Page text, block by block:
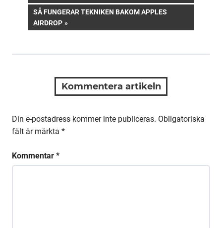
NEXT
POST:
SÅ FUNGERAR TEKNIKEN BAKOM APPLES
AIRDROP
Kommentera artikeln
Din e-postadress kommer inte publiceras. Obligatoriska
fält är märkta *
Kommentar *